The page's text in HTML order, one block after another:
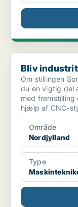
Bliv
Bliv
Om stillingen
du en vigtig del
med
hjælp af CNC-
Område
Nordjylland
Type